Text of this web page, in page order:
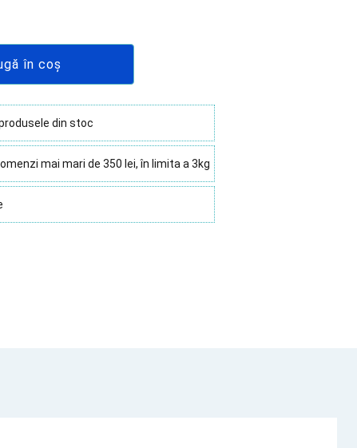
în coș
din stoc
mai mari de 350 lei, în limita a 3kg